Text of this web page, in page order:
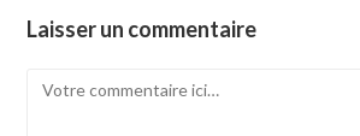
Laisser un commentaire
Comment